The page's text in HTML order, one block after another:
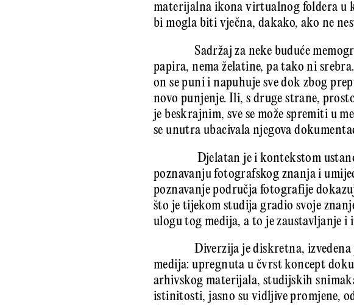
materijalna ikona virtualnog foldera u
bi mogla biti vječna, dakako, ako ne
Sadržaj za neke buduće
papira, nema želatine, pa tako ni
on se puni i napuhuje sve dok zbog
novo punjenje. Ili, s druge strane,
je beskrajnim, sve se može spremiti u
se unutra ubacivala njegova
Djelatan je i kontekstom
poznavanju fotografskog znanja i
poznavanje područja fotografije
što je tijekom studija gradio svoje
ulogu tog medija, a to je zaustavljanje
Diverzija je diskretna,
medija: upregnuta u čvrst koncept
arhivskog materijala, studijskih
istinitosti, jasno su vidljive promjene,